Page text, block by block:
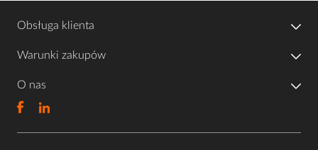
Obsługa klienta
Warunki zakupów
O nas